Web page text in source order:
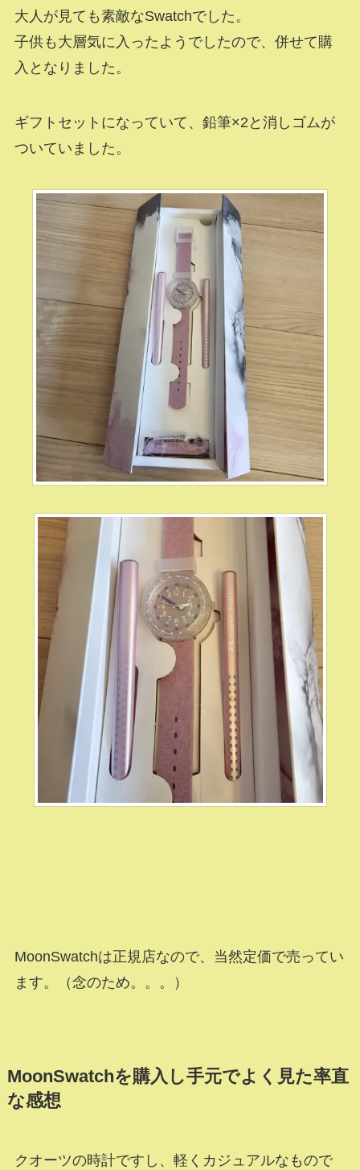
大人が見ても素敵なSwatchでした。
子供も大層気に入ったようでしたので、併せて購
入となりました。
ギフトセットになっていて、鉛筆×2と消しゴムが
ついていました。
MoonSwatchは正規店なので、当然定価で売ってい
ます。（念のため。。。）
MoonSwatchを購入し手元でよく見た率直
な感想
クオーツの時計ですし、軽くカジュアルなもので